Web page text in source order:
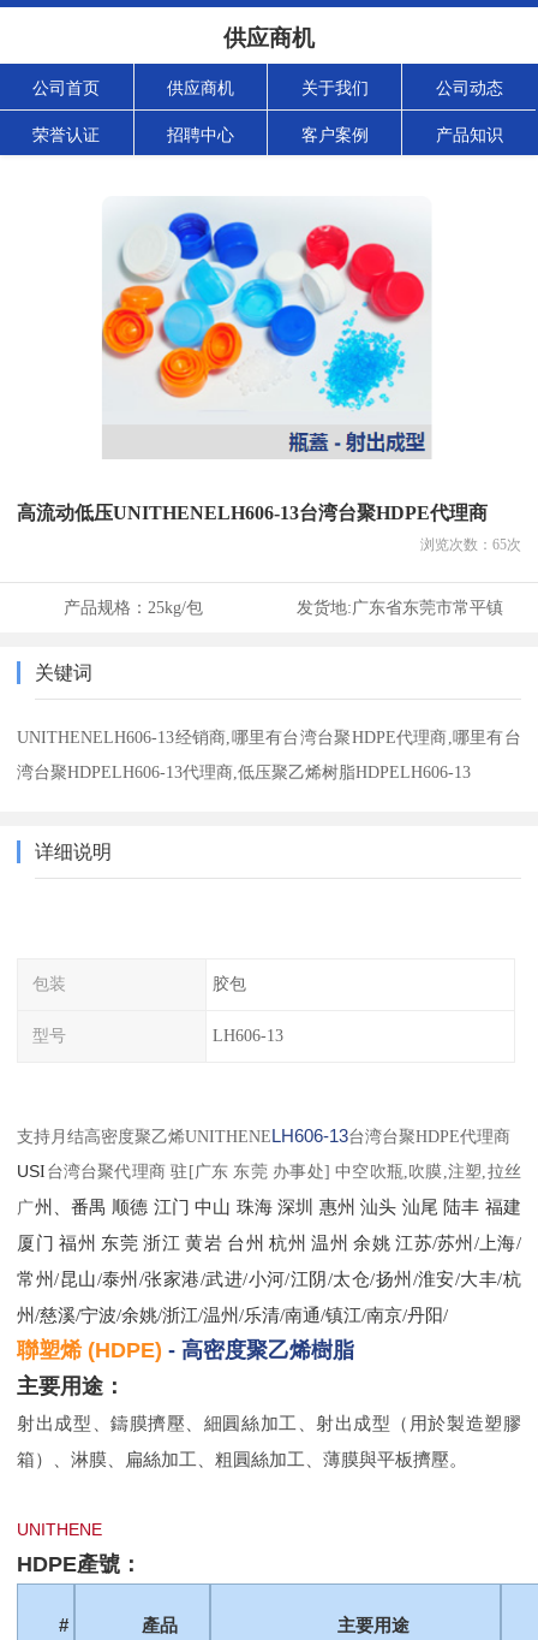
供应商机
公司首页 供应商机 关于我们 公司动态
荣誉认证 招聘中心 客户案例 产品知识
高流动低压UNITHENELH606-13台湾台聚HDPE代理商
浏览次数： 65次
产品规格： 25kg/包 发货地:广东省东莞市常平镇
关键词
UNITHENELH606-13经销商,哪里有台湾台聚HDPE代理商,哪里有台
湾台聚HDPELH606-13代理商,低压聚乙烯树脂HDPELH606-13
详细说明
包装 胶包
型号 LH606-13
支持月结高密度聚乙烯UNITHENELH606-13台湾台聚HDPE代理商
USI 台湾台聚代理商 驻 [广东 东莞 办事处] 中空吹瓶, 吹膜,注塑,拉丝
广州、番禺 顺德 江门 中山 珠海 深圳 惠州 汕头 汕尾 陆丰 福建
厦门 福州 东莞 浙江 黄岩 台州 杭州 温州 余姚 江苏/苏州/上海/
常州/昆山/泰州/张家港/武进/小河/江阴/太仓/扬州/淮安/大丰/杭
州/慈溪/宁波/余姚/浙江/温州/乐清/南通/镇江/南京/丹阳/
聯塑烯(HDPE) -高密度聚乙烯樹脂
主要用途：
射出成型、鑄膜擠壓、細圓絲加工、射出成型（用於製造塑膠
箱）、淋膜、扁絲加工、粗圓絲加工、薄膜與平板擠壓。
UNITHENE
HDPE產號：
# 產品 主要用途